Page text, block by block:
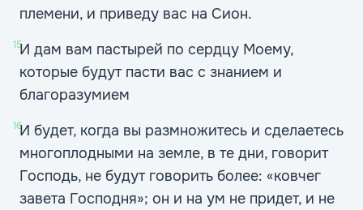
племени, и приведу вас на Сион.
15И дам вам пастырей по сердцу Моему,
которые будут пасти вас с знанием и
благоразумием
16И будет, когда вы размножитесь и сделаетесь
многоплодными на земле, в те дни, говорит
Господь, не будут говорить более: «ковчег
завета Господня»; он и на ум не придет, и не